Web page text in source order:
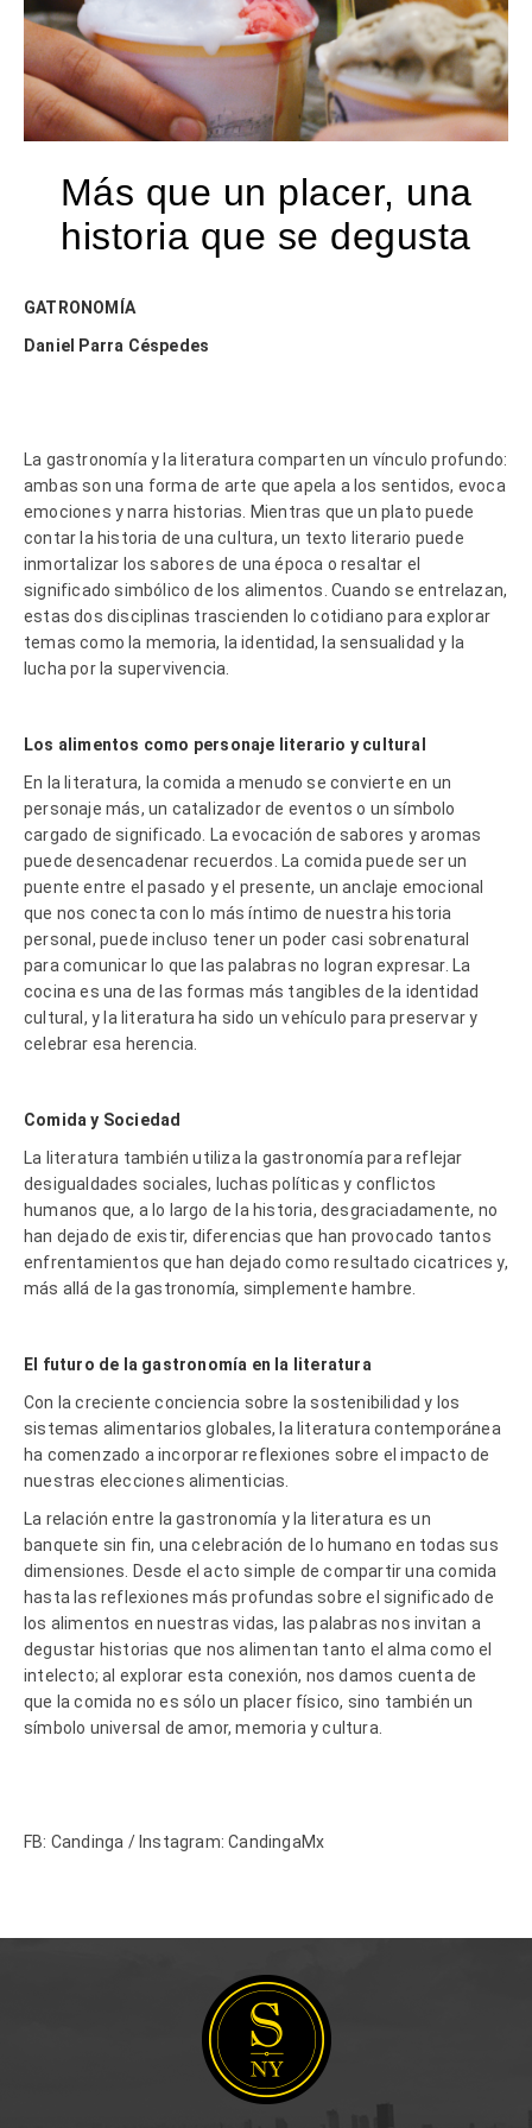
Más que un placer, una
historia que se degusta
GATRONOMÍA
Daniel Parra Céspedes
La gastronomía y la literatura comparten un vínculo profundo:
ambas son una forma de arte que apela a los sentidos, evoca
emociones y narra historias. Mientras que un plato puede
contar la historia de una cultura, un texto literario puede
inmortalizar los sabores de una época o resaltar el
significado simbólico de los alimentos. Cuando se entrelazan,
estas dos disciplinas trascienden lo cotidiano para explorar
temas como la memoria, la identidad, la sensualidad y la
lucha por la supervivencia.
Los alimentos como personaje literario y cultural
En la literatura, la comida a menudo se convierte en un
personaje más, un catalizador de eventos o un símbolo
cargado de significado. La evocación de sabores y aromas
puede desencadenar recuerdos. La comida puede ser un
puente entre el pasado y el presente, un anclaje emocional
que nos conecta con lo más íntimo de nuestra historia
personal, puede incluso tener un poder casi sobrenatural
para comunicar lo que las palabras no logran expresar. La
cocina es una de las formas más tangibles de la identidad
cultural, y la literatura ha sido un vehículo para preservar y
celebrar esa herencia.
Comida y Sociedad
La literatura también utiliza la gastronomía para reflejar
desigualdades sociales, luchas políticas y conflictos
humanos que, a lo largo de la historia, desgraciadamente, no
han dejado de existir, diferencias que han provocado tantos
enfrentamientos que han dejado como resultado cicatrices y,
más allá de la gastronomía, simplemente hambre.
El futuro de la gastronomía en la literatura
Con la creciente conciencia sobre la sostenibilidad y los
sistemas alimentarios globales, la literatura contemporánea
ha comenzado a incorporar reflexiones sobre el impacto de
nuestras elecciones alimenticias.
La relación entre la gastronomía y la literatura es un
banquete sin fin, una celebración de lo humano en todas sus
dimensiones. Desde el acto simple de compartir una comida
hasta las reflexiones más profundas sobre el significado de
los alimentos en nuestras vidas, las palabras nos invitan a
degustar historias que nos alimentan tanto el alma como el
intelecto; al explorar esta conexión, nos damos cuenta de
que la comida no es sólo un placer físico, sino también un
símbolo universal de amor, memoria y cultura.
FB: Candinga / Instagram: CandingaMx